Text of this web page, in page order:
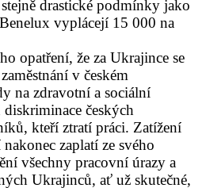
drastické podmínky jako
vyplácejí 15 000 na
opatření, že za Ukrajince se
v českém
na zdravotní a sociální
českých
kteří ztratí práci. Zatížení
zaplatí ze svého
všechny pracovní úrazy a
Ukrajinců, ať už skutečné,